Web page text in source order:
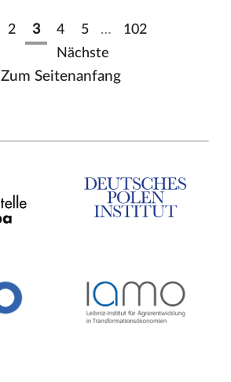
2 3 4 5 …
102
Nächste
Zum Seitenanfang